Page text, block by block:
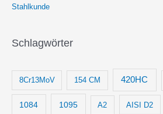
Stahlkunde
Schlagwörter
8Cr13MoV 154 CM 420HC
1084 1095 A2 AISI D2